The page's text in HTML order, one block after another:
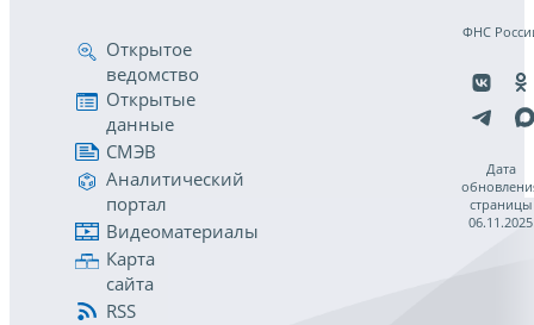
Открытое
ведомство
Открытые
данные
СМЭВ
Аналитический
портал
Видеоматериалы
Карта
сайта
RSS
ФНС
Дата
страницы
06.11.2025